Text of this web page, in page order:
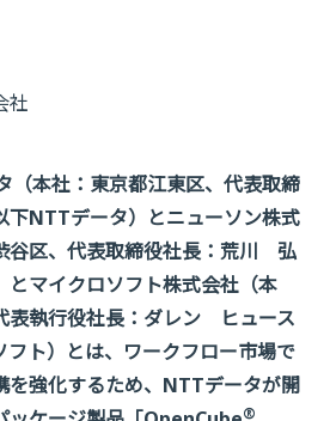
社
本社：東京都江東区、代表取締
NTTデータ）とニューソン株式
谷区、代表取締役社長：荒川 弘
とマイクロソフト株式会社（本
表執行役社長：ダレン ヒュース
フト）とは、ワークフロー市場で
を強化するため、NTTデータが開
®